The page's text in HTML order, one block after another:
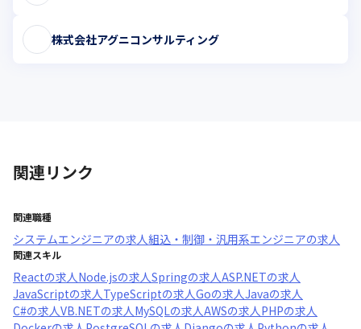
株式会社アグニコンサルティング
関連リンク
関連職種
システムエンジニアの求人組込・制御・汎用系エンジニアの求人
関連スキル
Reactの求人Node.jsの求人Springの求人ASP.NETの求人
JavaScriptの求人TypeScriptの求人Goの求人Javaの求人
C#の求人VB.NETの求人MySQLの求人AWSの求人PHPの求人